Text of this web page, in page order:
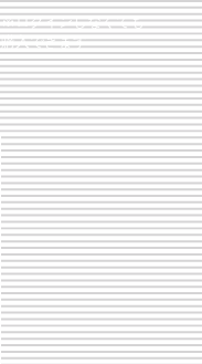
※ログインしなくても
購入できます